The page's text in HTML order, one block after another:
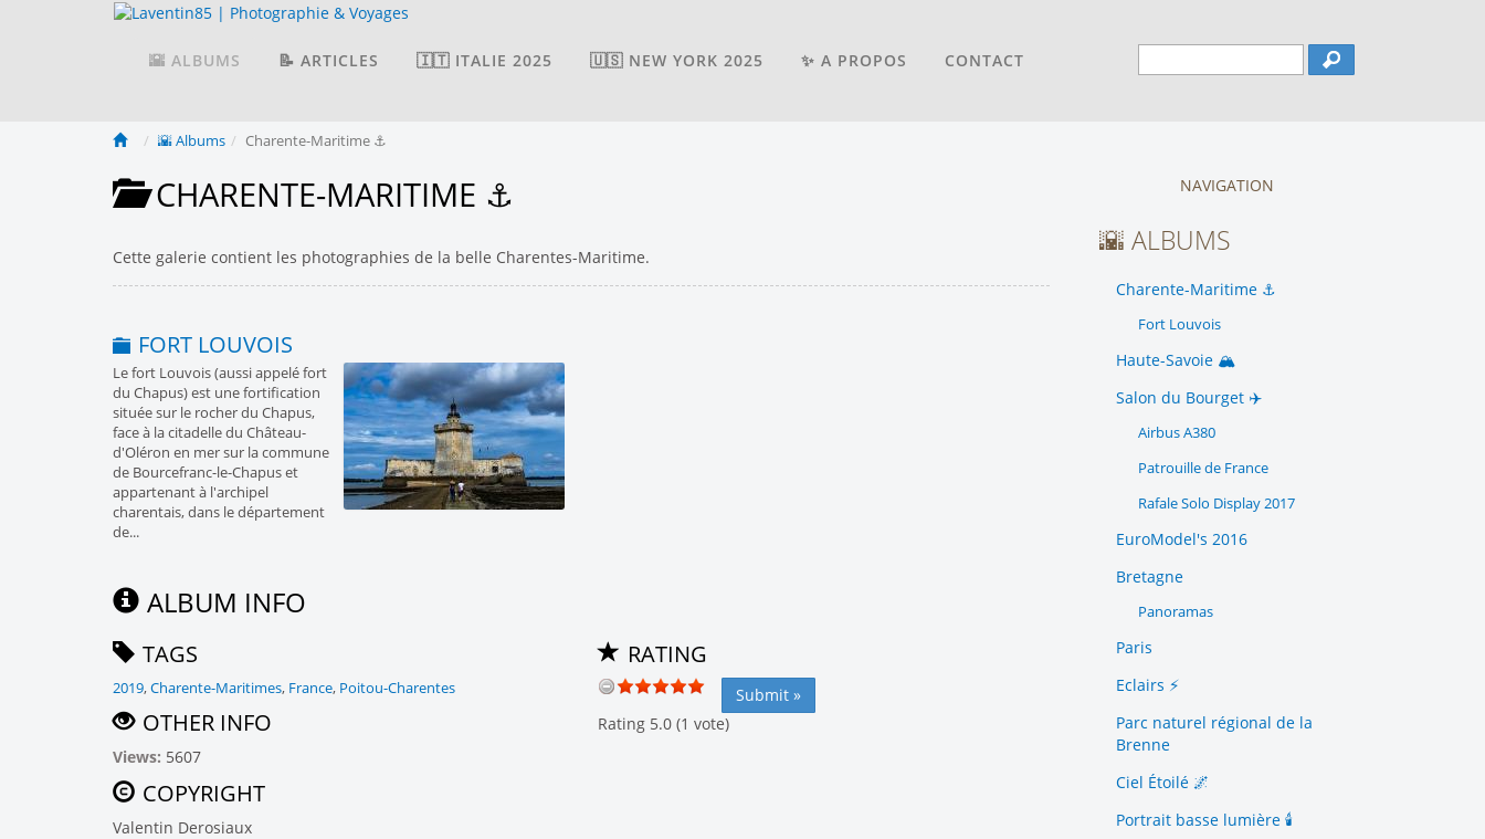
🌇 ALBUMS 📝 ARTICLES 🇮🇹 ITALIE 2025 🇺🇸 NEW YORK 2025 ✨ A PROPOS CONTACT
🌇 Albums Charente-Maritime ⚓️
CHARENTE-MARITIME ⚓️
Cette galerie contient les photographies de la belle Charentes-Maritime.
FORT LOUVOIS
Le fort Louvois (aussi appelé fort
du Chapus) est une fortification
située sur le rocher du Chapus,
face à la citadelle du Château-
d'Oléron en mer sur la commune
de Bourcefranc-le-Chapus et
appartenant à l'archipel
charentais, dans le département
de...
ALBUM INFO
TAGS
2019,Charente-Maritimes, France, Poitou-Charentes
OTHER INFO
Views: 5607
COPYRIGHT
Valentin Derosiaux
RATING
Rating 5.0 (1 vote)
NAVIGATION
🌇 ALBUMS
Charente-Maritime ⚓️
Fort Louvois
Haute-Savoie 🏔️
Salon du Bourget ✈️
Airbus A380
Patrouille de France
Rafale Solo Display 2017
EuroModel's 2016
Bretagne
Panoramas
Paris
Eclairs ⚡️
Parc naturel régional de la
Brenne
Ciel Étoilé 🌌
Portrait basse lumière 🕯️